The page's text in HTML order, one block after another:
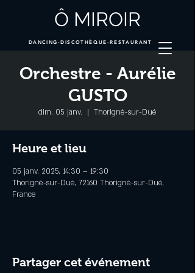
Ô MIROIR
DANCING-DISCOTHÈQUE-RESTAURANT
Orchestre - Aurélie
GUSTO
dim. 05 janv.
  |
Thorigné-sur-Dué
Heure et lieu
05 janv. 2025, 14:30 – 19:30
Thorigné-sur-Dué, 72160 Thorigné-sur-Dué,
France
Partager cet événement